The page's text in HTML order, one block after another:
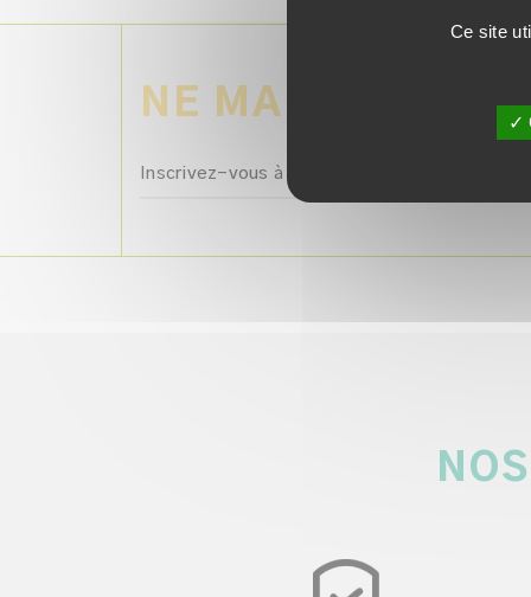
NE MANQUEZ
Inscrivez-vous à la newsletter avec votre e-
Ce site
✓